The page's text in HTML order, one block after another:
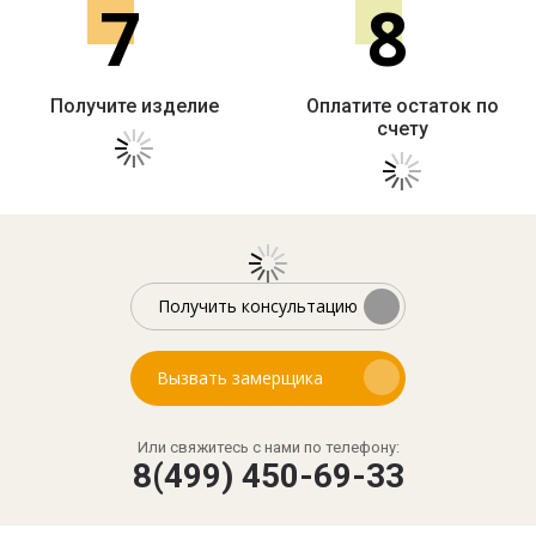
7
Получите изделие
8
Оплатите остаток по
счету
Получить консультацию
Вызвать замерщика
Или свяжитесь с нами по телефону:
8(499) 450-69-33